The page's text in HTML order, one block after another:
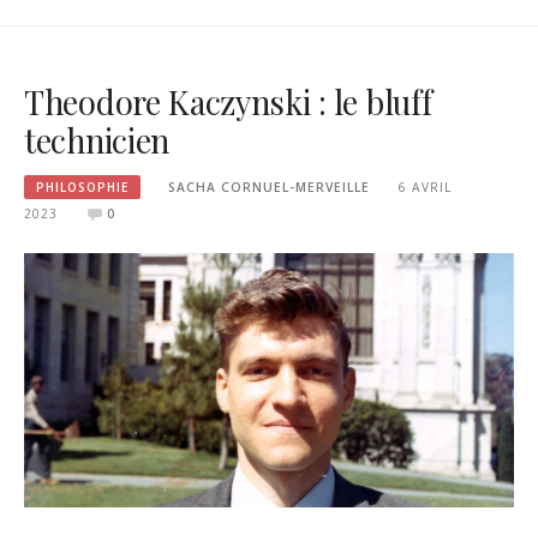
Theodore Kaczynski : le bluff
technicien
PHILOSOPHIE SACHA CORNUEL-MERVEILLE
6 AVRIL
2023
0